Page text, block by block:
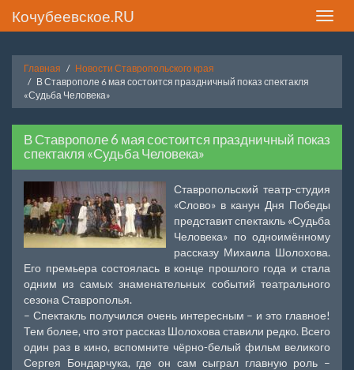
Toggle
Кочубеевское.RU
Главная
Новости Ставропольского края
В Ставрополе 6 мая состоится праздничный показ спектакля
«Судьба Человека»
В Ставрополе 6 мая состоится праздничный показ
спектакля «Судьба Человека»
Ставропольский театр-студия
«Слово» в канун Дня Победы
представит спектакль «Судьба
Человека» по одноимённому
рассказу Михаила Шолохова.
Его премьера состоялась в конце прошлого года и стала
одним из самых знаменательных событий театрального
сезона Ставрополья.
– Спектакль получился очень интересным – и это главное!
Тем более, что этот рассказ Шолохова ставили редко. Всего
один раз в кино, вспомните чёрно-белый фильм великого
Сергея Бондарчука, где он сам сыграл главную роль –